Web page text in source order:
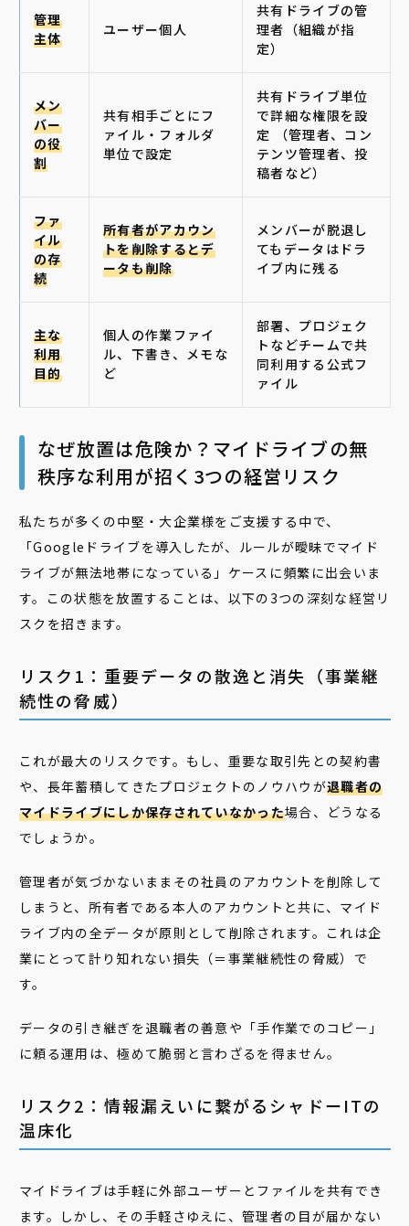
管理
主体
ユーザー個人
共有ドライブの管
理者（組織が指
定）
メン
バー
の役
割
共有相手ごとにフ
ァイル・フォルダ
単位で設定
共有ドライブ単位
で詳細な権限を設
定 （管理者、コン
テンツ管理者、投
稿者など）
ファ
イル
の存
続
所有者がアカウン
トを削除するとデ
ータも削除
メンバーが脱退し
てもデータはドラ
イブ内に残る
主な
利用
目的
個人の作業ファイ
ル、下書き、メモな
ど
部署、プロジェク
トなどチームで共
同利用する公式フ
ァイル
なぜ放置は危険か？マイドライブの無
秩序な利用が招く3つの経営リスク
私たちが多くの中堅・大企業様をご支援する中で、
「Googleドライブを導入したが、ルールが曖昧でマイド
ライブが無法地帯になっている」ケースに頻繁に出会いま
す。この状態を放置することは、以下の3つの深刻な経営リ
スクを招きます。
リスク1：重要データの散逸と消失（事業継
続性の脅威）
これが最大のリスクです。もし、重要な取引先との契約書
や、長年蓄積してきたプロジェクトのノウハウが退職者の
マイドライブにしか保存されていなかった場合、どうなる
でしょうか。
管理者が気づかないままその社員のアカウントを削除して
しまうと、所有者である本人のアカウントと共に、マイド
ライブ内の全データが原則として削除されます。これは企
業にとって計り知れない損失（＝事業継続性の脅威）で
す。
データの引き継ぎを退職者の善意や「手作業でのコピー」
に頼る運用は、極めて脆弱と言わざるを得ません。
リスク2：情報漏えいに繋がるシャドーITの
温床化
マイドライブは手軽に外部ユーザーとファイルを共有でき
ます。しかし、その手軽さゆえに、管理者の目が届かない